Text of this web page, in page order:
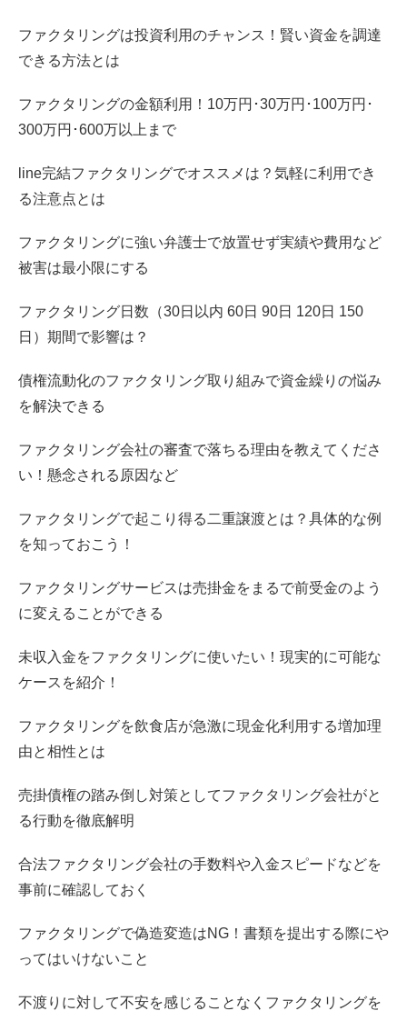
ファクタリングは投資利用のチャンス！賢い資金を調達
できる方法とは
ファクタリングの金額利用！10万円･30万円･100万円･
300万円･600万以上まで
line完結ファクタリングでオススメは？気軽に利用でき
る注意点とは
ファクタリングに強い弁護士で放置せず実績や費用など
被害は最小限にする
ファクタリング日数（30日以内 60日 90日 120日 150
日）期間で影響は？
債権流動化のファクタリング取り組みで資金繰りの悩み
を解決できる
ファクタリング会社の審査で落ちる理由を教えてくださ
い！懸念される原因など
ファクタリングで起こり得る二重譲渡とは？具体的な例
を知っておこう！
ファクタリングサービスは売掛金をまるで前受金のよう
に変えることができる
未収入金をファクタリングに使いたい！現実的に可能な
ケースを紹介！
ファクタリングを飲食店が急激に現金化利用する増加理
由と相性とは
売掛債権の踏み倒し対策としてファクタリング会社がと
る行動を徹底解明
合法ファクタリング会社の手数料や入金スピードなどを
事前に確認しておく
ファクタリングで偽造変造はNG！書類を提出する際にや
ってはいけないこと
不渡りに対して不安を感じることなくファクタリングを